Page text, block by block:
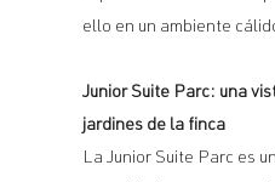
ello en un ambiente
Junior Suite Parc: una
jardines de la finca
La Junior Suite Parc es